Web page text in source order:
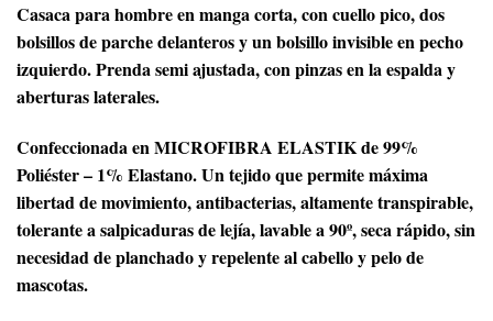
Casaca para hombre en manga corta, con cuello pico, dos
bolsillos de parche delanteros y un bolsillo invisible en pecho
izquierdo. Prenda semi ajustada, con pinzas en la espalda y
aberturas laterales.
Confeccionada en MICROFIBRA ELASTIK de 99%
Poliéster – 1% Elastano. Un tejido que permite máxima
libertad de movimiento, antibacterias, altamente transpirable,
tolerante a salpicaduras de lejía, lavable a 90º, seca rápido, sin
necesidad de planchado y repelente al cabello y pelo de
mascotas.